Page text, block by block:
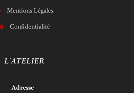
Mentions Légales
Confidentialité
L'ATELIER
Adresse